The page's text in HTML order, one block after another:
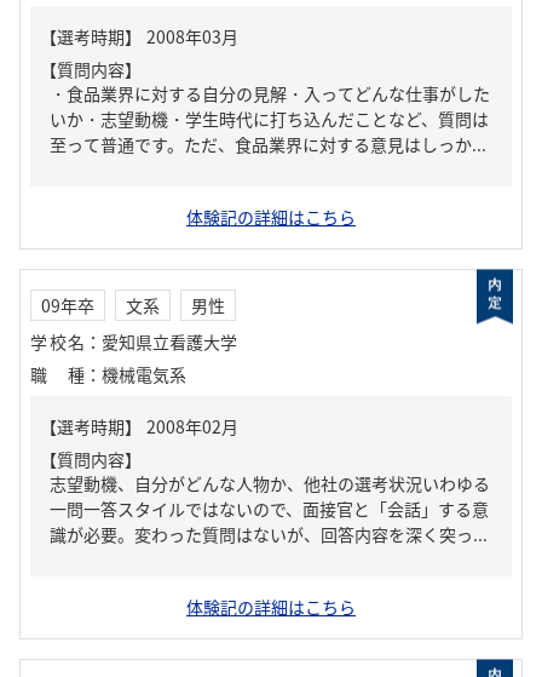
【質問内容】
・食品業界に対する自分の見解・入ってどんな仕事がした
いか・志望動機・学生時代に打ち込んだことなど、質問は
至って普通です。ただ、食品業界に対する意見はしっか...
体験記の詳細はこちら
09年卒 文系
男性
学校名 ： 愛知県立看護大学
職種 ： 機械電気系
【質問内容】
志望動機、自分がどんな人物か、他社の選考状況いわゆる
一問一答スタイルではないので、面接官と「会話」する意
識が必要。変わった質問はないが、回答内容を深く突っ...
体験記の詳細はこちら